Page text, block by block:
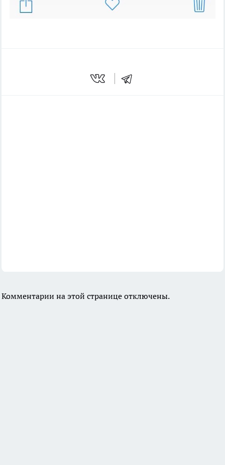
Комментарии на этой странице отключены.